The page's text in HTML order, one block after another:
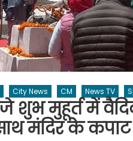
City News CM News TV
शुभ मुहूर्त में
मंदिर के